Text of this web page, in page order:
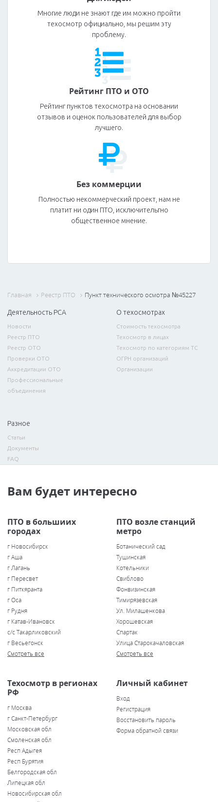
Многие люди не знают где им можно пройти
техосмотр официально, мы решим эту
проблему.
Рейтинг ПТО и ОТО
Рейтинг пунктов техосмотра на основании
отзывов и оценок пользователей для выбор
лучшего.
Без коммерции
Полностью некоммерческий проект, нам не
платит ни один ПТО, исключительгно
общественное мнение.
Главная Реестр ПТО Пункт технического осмотра №45227
Деятельность РСА
Новости
Реестр ПТО
Реестр ОТО
Проверки ОТО
Аккредитации ОТО
Профессиональные
объединения
О техосмотрах
Стоимость техосмотра
Техосмотр в лицах
Техосмотр по категориям ТС
ОГРН организаций
Организации
Разное
Статьи
Документы
FAQ
Вам будет интересно
ПТО в большиих
городах
г Новосибирск
г Аша
г Лагань
г Пересвет
г Питкяранта
г Оса
г Рудня
г Катав-Ивановск
с/с Такарликовский
г Весьегонск
Смотреть все
ПТО возле станций
метро
Ботанический сад
Тушинская
Котельники
Свиблово
Фонвизинская
Тимирязевская
Ул. Милашенкова
Хорошевская
Спартак
Улица Старокачаловская
Смотреть все
Техосмотр в регионах
РФ
г Москва
г Санкт-Петербург
Московская обл
Смоленская обл
Респ Адыгея
Респ Бурятия
Белгородская обл
Липецкая обл
Новосибирская обл
Личный кабинет
Вход
Регистрация
Восстановить пароль
Форма обратной связи